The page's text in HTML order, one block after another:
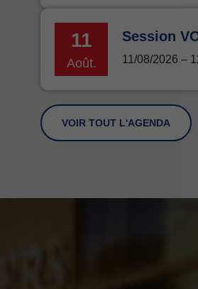
11
Août. 11/08/2026 –
VOIR TOUT L'AGENDA